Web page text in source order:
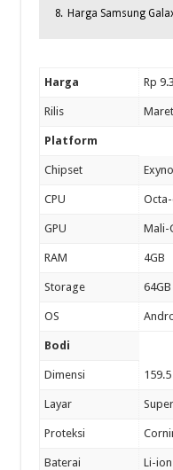
8. Harga Samsung
Harga Rp
Rilis
Platform
Chipset
CPU Octa-
GPU Mali-
RAM 4GB
Storage
OS
Bodi
Dimensi
Layar
Proteksi
Baterai Li-